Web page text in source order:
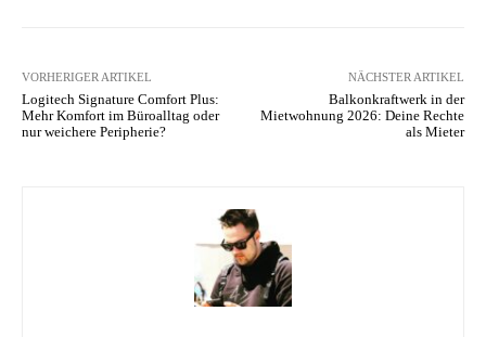
VORHERIGER ARTIKEL
Logitech Signature Comfort Plus:
Mehr Komfort im Büroalltag oder
nur weichere Peripherie?
NÄCHSTER ARTIKEL
Balkonkraftwerk in der
Mietwohnung 2026: Deine Rechte
als Mieter